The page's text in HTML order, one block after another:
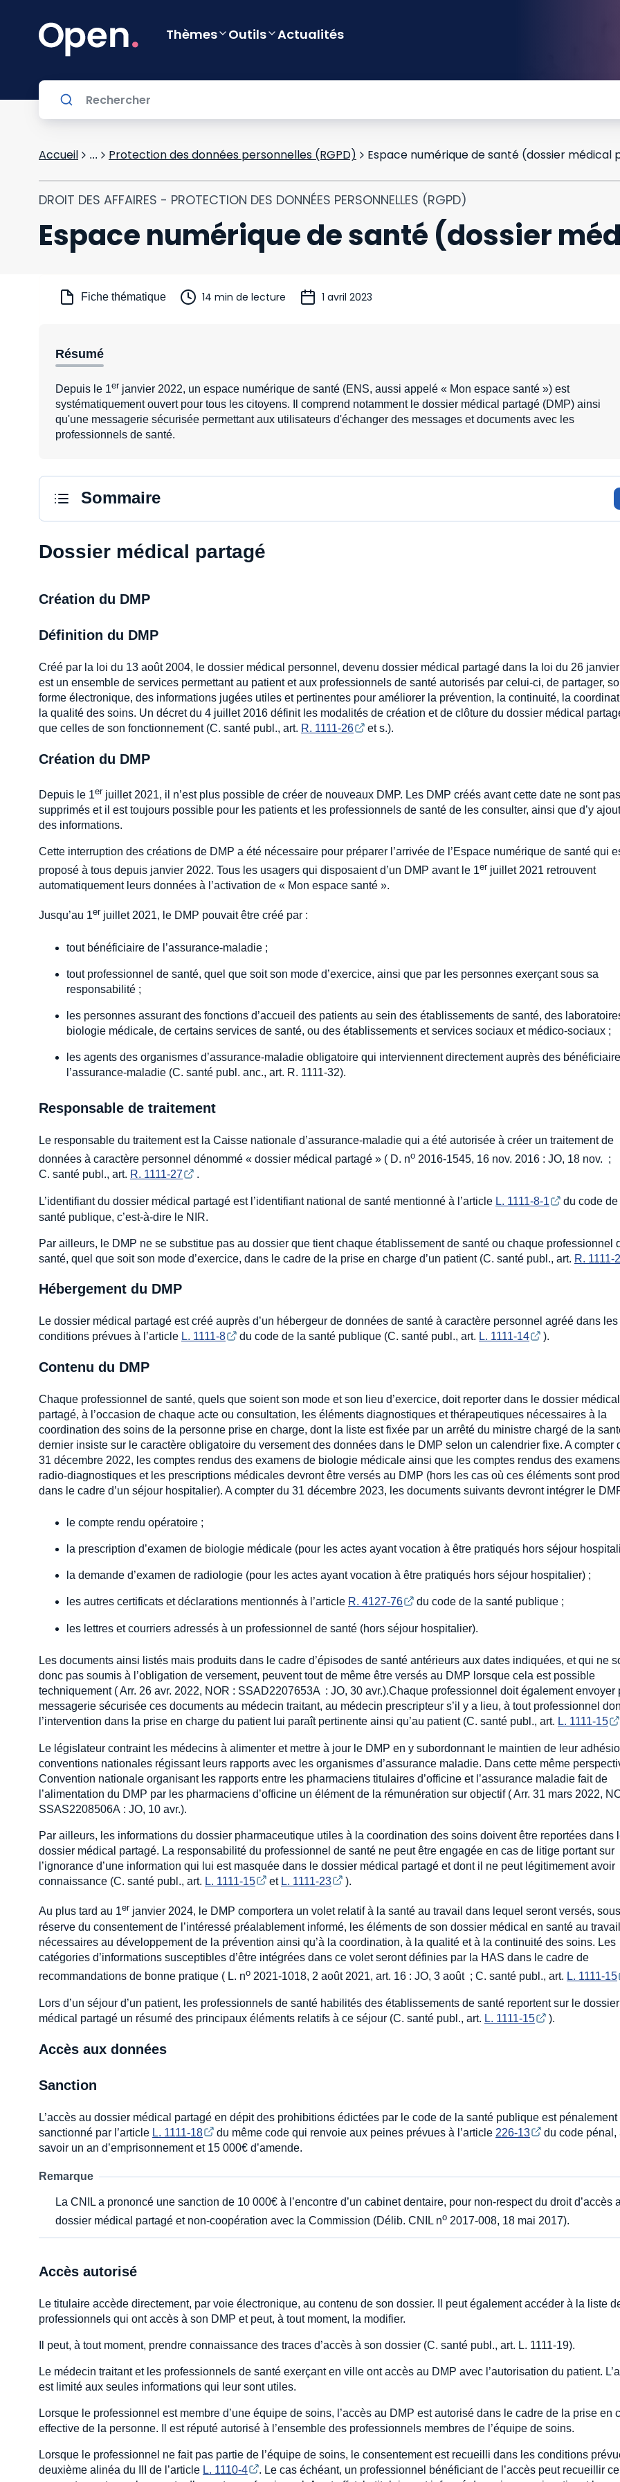
Thèmes Outils Actualités
Accueil ... Protection des données personnelles (RGPD) Espace numérique de santé (dossier médical
DROIT DES AFFAIRES - PROTECTION DES DONNÉES PERSONNELLES (RGPD)
Espace numérique de santé (dossier
Fiche thématique 14 min de lecture 1 avril 2023
Résumé
Depuis le 1er janvier 2022, un espace numérique de santé (ENS, aussi appelé « Mon espace santé ») est
systématiquement ouvert pour tous les citoyens. Il comprend notamment le dossier médical partagé (DMP) ainsi
qu'une messagerie sécurisée permettant aux utilisateurs d'échanger des messages et documents avec les
professionnels de santé.
Sommaire
Dossier médical partagé
Création du DMP
Définition du DMP
Créé par la loi du 13 août 2004, le dossier médical personnel, devenu dossier médical partagé dans la loi du 26
est un ensemble de services permettant au patient et aux professionnels de santé autorisés par celui-ci, de partager,
forme électronique, des informations jugées utiles et pertinentes pour améliorer la prévention, la continuité, la
la qualité des soins. Un décret du 4 juillet 2016 définit les modalités de création et de clôture du dossier médical
que celles de son fonctionnement (C. santé publ., art. R. 1111-26 et s.).
Création du DMP
Depuis le 1er juillet 2021, il n’est plus possible de créer de nouveaux DMP. Les DMP créés avant cette date ne sont pas
supprimés et il est toujours possible pour les patients et les professionnels de santé de les consulter, ainsi que d’y
des informations.
Cette interruption des créations de DMP a été nécessaire pour préparer l’arrivée de l’Espace numérique de santé qui
proposé à tous depuis janvier 2022. Tous les usagers qui disposaient d’un DMP avant le 1er juillet 2021 retrouvent
automatiquement leurs données à l’activation de « Mon espace santé ».
Jusqu’au 1er juillet 2021, le DMP pouvait être créé par :
tout bénéficiaire de l’assurance-maladie ;
tout professionnel de santé, quel que soit son mode d’exercice, ainsi que par les personnes exerçant sous sa
responsabilité ;
les personnes assurant des fonctions d’accueil des patients au sein des établissements de santé, des
biologie médicale, de certains services de santé, ou des établissements et services sociaux et médico-sociaux ;
les agents des organismes d’assurance-maladie obligatoire qui interviennent directement auprès des
l’assurance-maladie (C. santé publ. anc., art. R. 1111-32).
Responsable de traitement
Le responsable du traitement est la Caisse nationale d’assurance-maladie qui a été autorisée à créer un traitement de
données à caractère personnel dénommé « dossier médical partagé » ( D. no 2016-1545, 16 nov. 2016 : JO, 18 nov. ;
C. santé publ., art. R. 1111-27 .
L’identifiant du dossier médical partagé est l’identifiant national de santé mentionné à l’article L. 1111-8-1
du code de
santé publique, c’est-à-dire le NIR.
Par ailleurs, le DMP ne se substitue pas au dossier que tient chaque établissement de santé ou chaque professionnel
santé, quel que soit son mode d’exercice, dans le cadre de la prise en charge d’un patient (C. santé publ., art. R. 1111-
Hébergement du DMP
Le dossier médical partagé est créé auprès d’un hébergeur de données de santé à caractère personnel agréé dans les
conditions prévues à l’article L. 1111-8 du code de la santé publique (C. santé publ., art. L. 1111-14 ).
Contenu du DMP
Chaque professionnel de santé, quels que soient son mode et son lieu d’exercice, doit reporter dans le dossier médical
partagé, à l’occasion de chaque acte ou consultation, les éléments diagnostiques et thérapeutiques nécessaires à la
coordination des soins de la personne prise en charge, dont la liste est fixée par un arrêté du ministre chargé de la
dernier insiste sur le caractère obligatoire du versement des données dans le DMP selon un calendrier fixe. A compter
31 décembre 2022, les comptes rendus des examens de biologie médicale ainsi que les comptes rendus des examens
radio-diagnostiques et les prescriptions médicales devront être versés au DMP (hors les cas où ces éléments sont
dans le cadre d’un séjour hospitalier). A compter du 31 décembre 2023, les documents suivants devront intégrer le
le compte rendu opératoire ;
la prescription d’examen de biologie médicale (pour les actes ayant vocation à être pratiqués hors séjour
la demande d’examen de radiologie (pour les actes ayant vocation à être pratiqués hors séjour hospitalier) ;
les autres certificats et déclarations mentionnés à l’article R. 4127-76 du code de la santé publique ;
les lettres et courriers adressés à un professionnel de santé (hors séjour hospitalier).
Les documents ainsi listés mais produits dans le cadre d’épisodes de santé antérieurs aux dates indiquées, et qui ne
donc pas soumis à l’obligation de versement, peuvent tout de même être versés au DMP lorsque cela est possible
techniquement ( Arr. 26 avr. 2022, NOR : SSAD2207653A : JO, 30 avr.).Chaque professionnel doit également envoyer
messagerie sécurisée ces documents au médecin traitant, au médecin prescripteur s’il y a lieu, à tout professionnel
l’intervention dans la prise en charge du patient lui paraît pertinente ainsi qu’au patient (C. santé publ., art. L. 1111-15
Le législateur contraint les médecins à alimenter et mettre à jour le DMP en y subordonnant le maintien de leur
conventions nationales régissant leurs rapports avec les organismes d’assurance maladie. Dans cette même
Convention nationale organisant les rapports entre les pharmaciens titulaires d’officine et l’assurance maladie fait de
l’alimentation du DMP par les pharmaciens d’officine un élément de la rémunération sur objectif ( Arr. 31 mars 2022,
SSAS2208506A : JO, 10 avr.).
Par ailleurs, les informations du dossier pharmaceutique utiles à la coordination des soins doivent être reportées dans
dossier médical partagé. La responsabilité du professionnel de santé ne peut être engagée en cas de litige portant sur
l’ignorance d’une information qui lui est masquée dans le dossier médical partagé et dont il ne peut légitimement avoir
connaissance (C. santé publ., art. L. 1111-15 et L. 1111-23 ).
Au plus tard au 1er janvier 2024, le DMP comportera un volet relatif à la santé au travail dans lequel seront versés, sous
réserve du consentement de l’intéressé préalablement informé, les éléments de son dossier médical en santé au travail
nécessaires au développement de la prévention ainsi qu’à la coordination, à la qualité et à la continuité des soins. Les
catégories d’informations susceptibles d’être intégrées dans ce volet seront définies par la HAS dans le cadre de
recommandations de bonne pratique ( L. no 2021-1018, 2 août 2021, art. 16 : JO, 3 août ; C. santé publ., art. L. 1111-15
Lors d’un séjour d’un patient, les professionnels de santé habilités des établissements de santé reportent sur le dossier
médical partagé un résumé des principaux éléments relatifs à ce séjour (C. santé publ., art. L. 1111-15 ).
Accès aux données
Sanction
L’accès au dossier médical partagé en dépit des prohibitions édictées par le code de la santé publique est pénalement
sanctionné par l’article L. 1111-18 du même code qui renvoie aux peines prévues à l’article 226-13
du code pénal,
savoir un an d’emprisonnement et 15 000€ d’amende.
Remarque
La CNIL a prononcé une sanction de 10 000€ à l’encontre d’un cabinet dentaire, pour non-respect du droit d’accès
dossier médical partagé et non-coopération avec la Commission (Délib. CNIL no 2017-008, 18 mai 2017).
Accès autorisé
Le titulaire accède directement, par voie électronique, au contenu de son dossier. Il peut également accéder à la liste
professionnels qui ont accès à son DMP et peut, à tout moment, la modifier.
Il peut, à tout moment, prendre connaissance des traces d’accès à son dossier (C. santé publ., art. L. 1111-19).
Le médecin traitant et les professionnels de santé exerçant en ville ont accès au DMP avec l’autorisation du patient.
est limité aux seules informations qui leur sont utiles.
Lorsque le professionnel est membre d’une équipe de soins, l’accès au DMP est autorisé dans le cadre de la prise en
effective de la personne. Il est réputé autorisé à l’ensemble des professionnels membres de l’équipe de soins.
Lorsque le professionnel ne fait pas partie de l’équipe de soins, le consentement est recueilli dans les conditions
deuxième alinéa du III de l’article L. 1110-4
. Le cas échéant, un professionnel bénéficiant de l’accès peut recueillir ce